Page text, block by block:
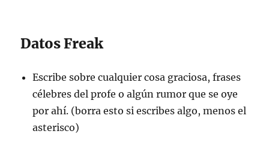
Datos Freak
Escribe sobre cualquier cosa graciosa, frases
célebres del profe o algún rumor que se oye
por ahí. (borra esto si escribes algo, menos el
asterisco)